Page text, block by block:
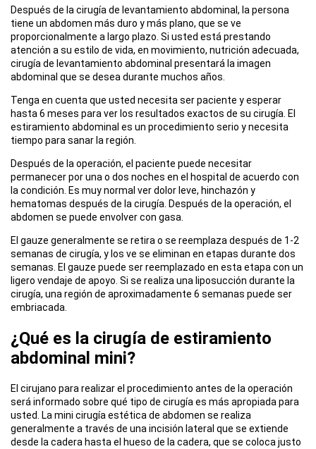
Después de la cirugía de levantamiento abdominal, la persona
tiene un abdomen más duro y más plano, que se ve
proporcionalmente a largo plazo. Si usted está prestando
atención a su estilo de vida, en movimiento, nutrición adecuada,
cirugía de levantamiento abdominal presentará la imagen
abdominal que se desea durante muchos años.
Tenga en cuenta que usted necesita ser paciente y esperar
hasta 6 meses para ver los resultados exactos de su cirugía. El
estiramiento abdominal es un procedimiento serio y necesita
tiempo para sanar la región.
Después de la operación, el paciente puede necesitar
permanecer por una o dos noches en el hospital de acuerdo con
la condición. Es muy normal ver dolor leve, hinchazón y
hematomas después de la cirugía. Después de la operación, el
abdomen se puede envolver con gasa.
El gauze generalmente se retira o se reemplaza después de 1-2
semanas de cirugía, y los ve se eliminan en etapas durante dos
semanas. El gauze puede ser reemplazado en esta etapa con un
ligero vendaje de apoyo. Si se realiza una liposucción durante la
cirugía, una región de aproximadamente 6 semanas puede ser
embriacada.
¿Qué es la cirugía de estiramiento
abdominal mini?
El cirujano para realizar el procedimiento antes de la operación
será informado sobre qué tipo de cirugía es más apropiada para
usted. La mini cirugía estética de abdomen se realiza
generalmente a través de una incisión lateral que se extiende
desde la cadera hasta el hueso de la cadera, que se coloca justo